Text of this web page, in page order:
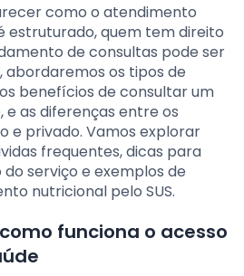
como o atendimento
estruturado, quem tem direito
de consultas pode ser
abordaremos os tipos de
benefícios de consultar um
as diferenças entre os
e privado. Vamos explorar
frequentes, dicas para
serviço e exemplos de
nutricional pelo SUS.
como funciona o acesso